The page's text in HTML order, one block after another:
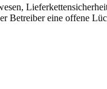
Betreiber eine offene